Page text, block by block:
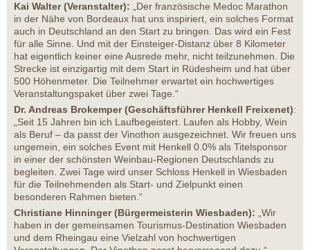
Kai Walter (Veranstalter): „Der französische Medoc Marathon
in der Nähe von Bordeaux hat uns inspiriert, ein solches Format
auch in Deutschland an den Start zu bringen. Das wird ein Fest
für alle Sinne. Und mit der Einsteiger-Distanz über 8 Kilometer
hat eigentlich keiner eine Ausrede mehr, nicht teilzunehmen. Die
Strecke ist einzigartig mit dem Start in Rüdesheim und hat über
500 Höhenmeter. Die Teilnehmer erwartet ein hochwertiges
Veranstaltungspaket über zwei Tage.“
Dr. Andreas Brokemper (Geschäftsführer Henkell Freixenet):
„Seit 15 Jahren bin ich Laufbegeistert. Laufen als Hobby, Wein
als Beruf – da passt der Vinothon ausgezeichnet. Wir freuen uns
ungemein, ein solches Event mit Henkell 0.0% als Titelsponsor
in einer der schönsten Weinbau-Regionen Deutschlands zu
begleiten. Zwei Tage wird unser Schloss Henkell in Wiesbaden
für die Teilnehmenden als Start- und Zielpunkt einen
besonderen Rahmen bieten.“
Christiane Hinninger (Bürgermeisterin Wiesbaden): „Wir
haben in der gemeinsamen Tourismus-Destination Wiesbaden
und dem Rheingau eine Vielzahl von hochwertigen